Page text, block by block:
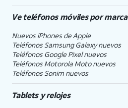
Ve teléfonos móviles por marca
Nuevos iPhones de Apple
Teléfonos Samsung Galaxy nuevos
Teléfonos Google Pixel nuevos
Teléfonos Motorola Moto nuevos
Teléfonos Sonim nuevos
Tablets y relojes